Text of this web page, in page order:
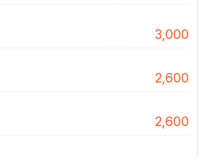
3,000
2,600
2,600